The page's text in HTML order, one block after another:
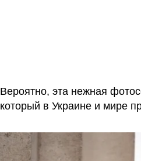
Вероятно, эта нежная
который в Украине и мире